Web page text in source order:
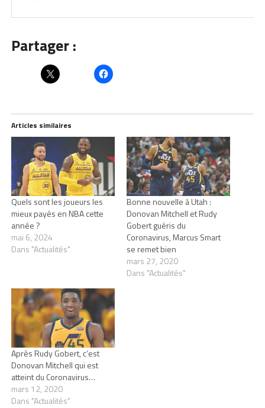
Partager :
Articles similaires
Quels sont les joueurs les
mieux payés en NBA cette
année ?
mai 6, 2024
Dans "Actualités"
Bonne nouvelle à Utah :
Donovan Mitchell et Rudy
Gobert guéris du
Coronavirus, Marcus Smart
se remet bien
mars 27, 2020
Dans "Actualités"
Après Rudy Gobert, c’est
Donovan Mitchell qui est
atteint du Coronavirus…
mars 12, 2020
Dans "Actualités"